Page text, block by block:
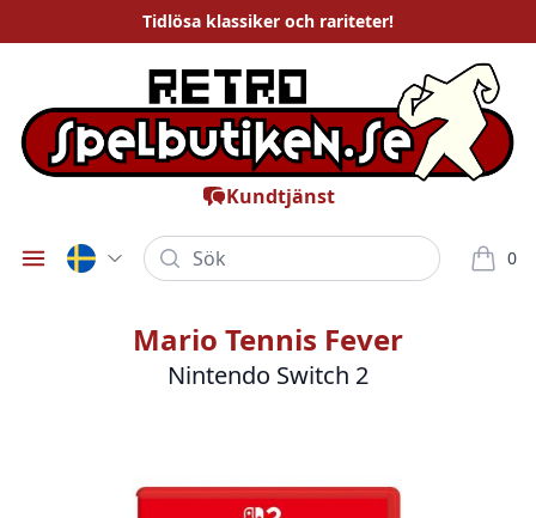
Tidlösa klassiker och rariteter!
Kundtjänst
Öppna meny
Sök 0
varor i
Mario Tennis Fever
Nintendo Switch 2